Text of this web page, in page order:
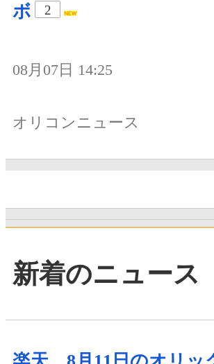
ボ
2
08月07日 14:25
オリコンニュース
新着のニュース